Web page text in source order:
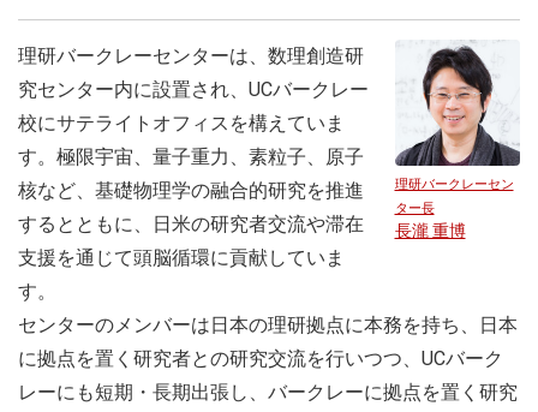
理研バークレーセン
ター長
長瀧 重博
理研バークレーセンターは、数理創造研
究センター内に設置され、UCバークレー
校にサテライトオフィスを構えていま
す。極限宇宙、量子重力、素粒子、原子
核など、基礎物理学の融合的研究を推進
するとともに、日米の研究者交流や滞在
支援を通じて頭脳循環に貢献していま
す。
センターのメンバーは日本の理研拠点に本務を持ち、日本
に拠点を置く研究者との研究交流を行いつつ、UCバーク
レーにも短期・長期出張し、バークレーに拠点を置く研究